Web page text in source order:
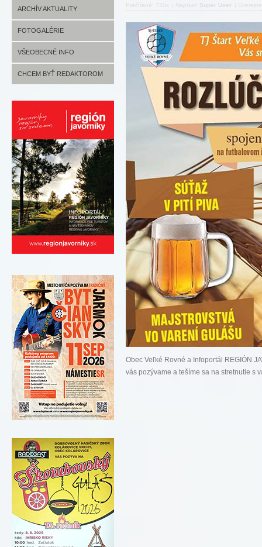
ARCHÍV AKTUALITY
FOTOGALÉRIE
VŠEOBECNÉ INFO
CHCEM BYŤ REDAKTOROM
Prečítané: 730x Napísal: Super User
Obec Veľké Rovné a Infoportál REGIÓN
vás pozývame a tešíme sa na stretnutie s